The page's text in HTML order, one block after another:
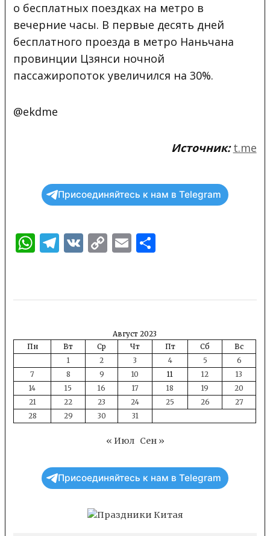
о бесплатных поездках на метро в
вечерние часы. В первые десять дней
бесплатного проезда в метро Наньчана
провинции Цзянси ночной
пассажиропоток увеличился на 30%.
@ekdme
Источник: t.me
Присоединяйтесь к нам в Telegram
WhatsApp
Telegram
VKCopyEmail
Август 2023
Пн
Вт Ср Чт Пт Сб
Вс
1
2 3 4 5
6
7
8 9 10 11 12
13
14
15 16 17 18 19
20
21
22 23 24 25 26
27
28
29 30 31
« Июл Сен »
Присоединяйтесь к нам в Telegram